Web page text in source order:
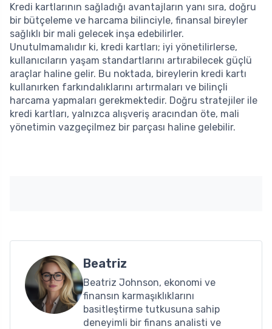
Kredi kartlarının sağladığı avantajların yanı sıra, doğru
bir bütçeleme ve harcama bilinciyle, finansal bireyler
sağlıklı bir mali gelecek inşa edebilirler.
Unutulmamalıdır ki, kredi kartları; iyi yönetilirlerse,
kullanıcıların yaşam standartlarını artırabilecek güçlü
araçlar haline gelir. Bu noktada, bireylerin kredi kartı
kullanırken farkındalıklarını artırmaları ve bilinçli
harcama yapmaları gerekmektedir. Doğru stratejiler ile
kredi kartları, yalnızca alışveriş aracından öte, mali
yönetimin vazgeçilmez bir parçası haline gelebilir.
Beatriz
Beatriz Johnson, ekonomi ve
finansın karmaşıklıklarını
basitleştirme tutkusuna sahip
deneyimli bir finans analisti ve